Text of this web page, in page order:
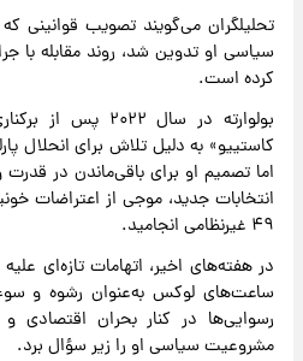
تحلیلگران می‌گویند تصویب قوانینی
سیاسی او تدوین شد، روند مقابله با
کرده است.
بولوارته در سال
کاستییو» به دلیل تلاش برای انحلال
اما تصمیم او برای باقی‌ماندن در
انتخابات جدید، موجی از اعتراضات
۴۹ غیرنظامی انجامید.
در هفته‌های اخیر، اتهامات تازه‌ای
ساعت‌های لوکس به‌عنوان رشوه و
رسوایی‌ها در کنار بحران
مشروعیت سیاسی او را زیر سؤال برد.